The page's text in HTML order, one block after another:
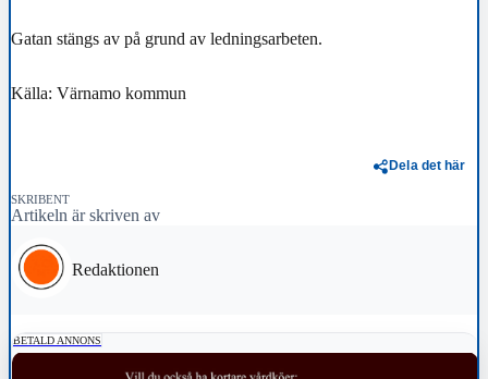
Gatan stängs av på grund av ledningsarbeten.
Källa: Värnamo kommun
Dela det här
SKRIBENT
Artikeln är skriven av
Redaktionen
BETALD ANNONS